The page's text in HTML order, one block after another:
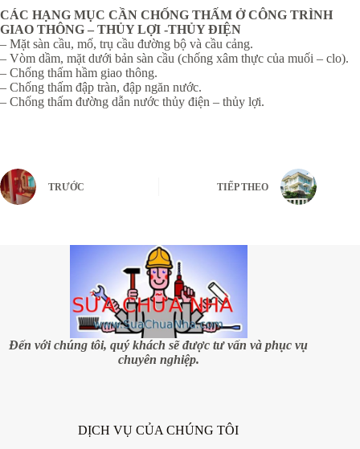
CÁC HẠNG MỤC CẦN CHỐNG THẤM Ở CÔNG TRÌNH
GIAO THÔNG – THỦY LỢI -THỦY ĐIỆN
– Mặt sàn cầu, mố, trụ cầu đường bộ và cầu cảng.
– Vòm dầm, mặt dưới bản sàn cầu (chống xâm thực của muối – clo).
– Chống thấm hầm giao thông.
– Chống thấm đập tràn, đập ngăn nước.
– Chống thấm đường dẫn nước thủy điện – thủy lợi.
TRƯỚC TIẾP THEO
Đến với chúng tôi, quý khách sẽ được tư vấn và phục vụ
chuyên nghiệp.
DỊCH VỤ CỦA CHÚNG TÔI